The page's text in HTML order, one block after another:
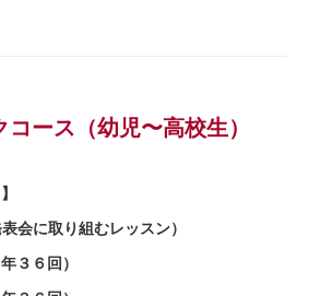
ース（幼児〜高校生）
会に取り組むレッスン）
年３６回）